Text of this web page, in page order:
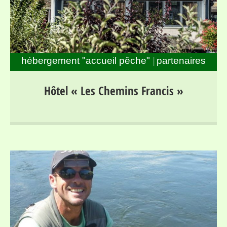
Séjours pour randonneurs et pêcheurs dans la haute
vallée du Lot, entre Mont Lozère et Margeride, au bord
hébergement "accueil pêche" partenaires
Hôtel « Les Chemins Francis »